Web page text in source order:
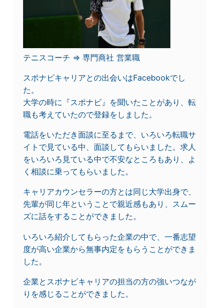
テニスコーチ ⇒ 専門商社 営業職
スポナビキャリアとの出会いはFacebookでし
た。
大学の時に『スポナビ』を聞いたことがあり、転
職も考えていたので登録をしました。
電話をいただき面談に至るまで、いろいろ転職サ
イトで見ている中、面談してもらいました。求人
をいろいろ見ている中で不安なところもあり、よ
く相談に乗ってもらいました。
キャリアカウンセラーの方とは同じ大学出身で、
先輩が同じ年ということで親近感もあり、スムー
ズに話をすることができました。
いろいろ紹介してもらった企業の中で、一番志望
度が高い企業から無事内定をもらうことができま
した。
企業とスポナビキャリアの担当の方の強いつなが
りを感じることができました。